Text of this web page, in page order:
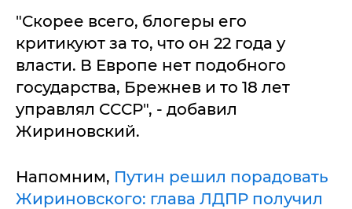
"Скорее всего, блогеры его
критикуют за то, что он 22 года у
власти. В Европе нет подобного
государства, Брежнев и то 18 лет
управлял СССР", - добавил
Жириновский.
Напомним, Путин решил порадовать
Жириновского: глава ЛДПР получил